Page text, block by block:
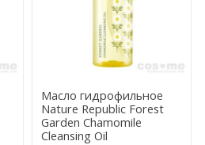
Масло гидрофильное
Nature Republic Forest
Garden Chamomile
Cleansing Oil